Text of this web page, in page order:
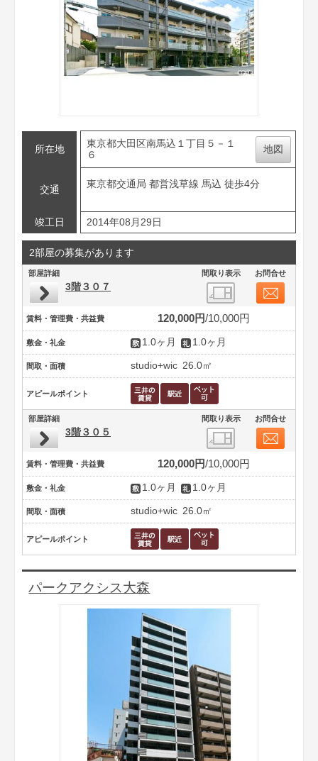
所在地
東京都大田区南馬込１丁目５－１
６
地図
交通
東京都交通局 都営浅草線 馬込 徒歩4分
竣工日 2014年08月29日
2部屋の募集があります
部屋詳細 間取り表示 お問合せ
3階３０７
賃料・管理費・共益費 120,000円 10,000円
敷金・礼金 1.0ヶ月 1.0ヶ月
間取・面積 studio+wic 26.0㎡
アピールポイント
部屋詳細 間取り表示 お問合せ
3階３０５
賃料・管理費・共益費 120,000円 10,000円
敷金・礼金 1.0ヶ月 1.0ヶ月
間取・面積 studio+wic 26.0㎡
アピールポイント
パークアクシス大森